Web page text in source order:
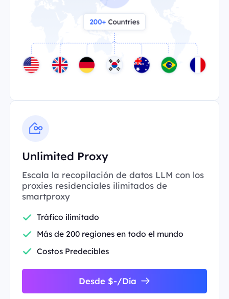
Unlimited Proxy
Escala la recopilación de datos LLM con los
proxies residenciales ilimitados de
smartproxy
Tráfico ilimitado
Más de 200 regiones en todo el mundo
Costos Predecibles
Desde $-/Día